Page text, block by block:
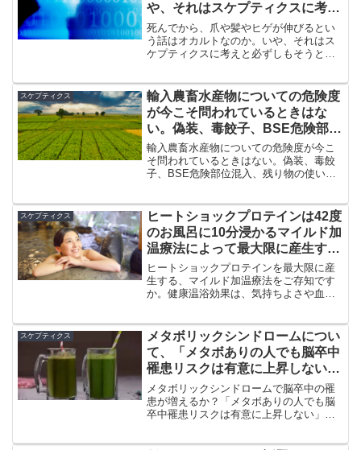
や、それはスケプティクスに考え
と必ずしもそうとはいえない
死んでから、爪や髪やヒゲが伸びるとい
う話はオカルトなのか。いや、それはス
ケプティクスに考えと必ずしもそうとは
も生命力があるということにはならな
い。
スケプティクス
輸入農畜水産物についての危険度
が今こそ問われているときはな
い。偽装、毒餃子、BSE危険部位
混入、残り物の使い回しなど報道
輸入農畜水産物についての危険度が今こ
そ問われているときはない。偽装、毒餃
子、BSE危険部位混入、残り物の使い回
いる」ことにも問題はあるのではないだ
ろうか。
スケプティクス
ヒートショックプロテインは42度
のお風呂に10分浸かるマイルド加
温療法によって最大限に産生する
健康温浴効果
ヒートショックプロテインを最大限に産
生する、マイルド加温療法をご存知です
か。健康温浴効果は、気持ちよさや血流
お風呂に10分浸かるだけでいい素晴らし
い健康法です。
スケプティクス
メタボリックシンドロームについ
て、「メタボありの人でも脳卒中
罹患リスクは有意に上昇しない」
という報告が話題になっている
メタボリックシンドロームで脳卒中の罹
患が増えるか？「メタボありの人でも脳
卒中罹患リスクは有意に上昇しない」と